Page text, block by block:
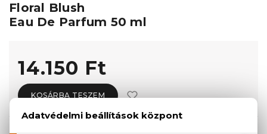
Floral Blush
Eau De Parfum 50 ml
14.150 Ft
KOSÁRBA TESZEM